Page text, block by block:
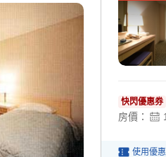
快閃優惠券
房價：
使用優